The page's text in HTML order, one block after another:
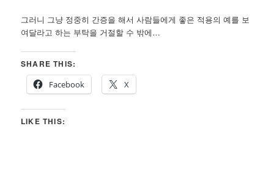
그러니 그냥 정중히 간증을 해서 사람들에게 좋은 적용의 예를 보
여달라고 하는 부탁을 거절할 수 밖에…
SHARE THIS:
Facebook
X
LIKE THIS: